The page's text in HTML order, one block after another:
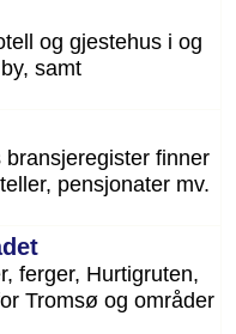
og gjestehus i og
samt
finner
pensjonater mv.
ferger, Hurtigruten,
Tromsø og områder